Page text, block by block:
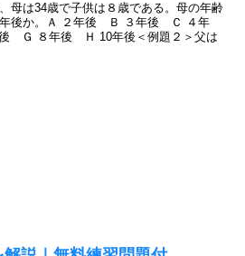
母は34歳で子供は８歳である。母の年齢
年後か。Ａ ２年後 Ｂ ３年後 Ｃ ４年
Ｇ ８年後 Ｈ 10年後＜例題２＞父は